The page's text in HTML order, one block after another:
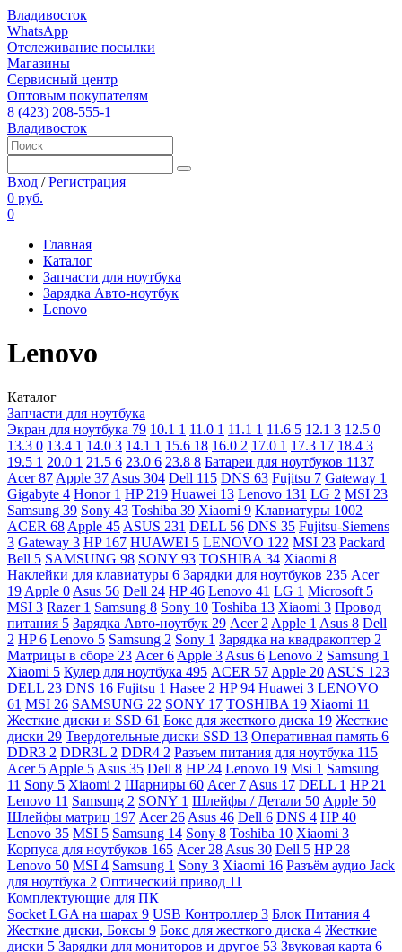
Владивосток
WhatsApp
Отслеживание посылки
Магазины
Сервисный центр
Оптовым покупателям
8 (423) 208-555-1
Владивосток
Вход /Регистрация
0 руб.
0
Главная
Каталог
Запчасти для ноутбука
Зарядка Авто-ноутбук
Lenovo
Lenovo
Каталог
Запчасти для ноутбука
Экран для ноутбука 79 10.1 1 11.0 1 11.1 1 11.6 5 12.1 3 12.5 0
13.3 0 13.4 1 14.0 3 14.1 1 15.6 18 16.0 2 17.0 1 17.3 17 18.4 3
19.5 1 20.0 1 21.5 6 23.0 6 23.8 8 Батареи для ноутбуков 1137
Acer87 Apple 37 Asus 304 Dell 115 DNS 63 Fujitsu 7 Gateway 1
Gigabyte 4 Honor 1 HP 219 Huawei 13 Lenovo 131 LG 2 MSI 23
Samsung 39 Sony 43 Toshiba 39 Xiaomi 9 Клавиатуры 1002
ACER 68 Apple 45 ASUS 231 DELL 56 DNS 35 Fujitsu-Siemens
3 Gateway 3 HP 167 HUAWEI 5 LENOVO 122 MSI 23 Packard
Bell 5 SAMSUNG 98 SONY 93 TOSHIBA 34 Xiaomi 8
Наклейки для клавиатуры 6 Зарядки для ноутбуков 235 Acer
19 Apple 0 Asus 56 Dell 24 HP46 Lenovo 41 LG 1 Microsoft 5
MSI 3 Razer 1 Samsung 8 Sony 10 Toshiba 13 Xiaomi 3 Провод
питания 5 Зарядка Авто-ноутбук 29 Acer 2 Apple 1 Asus 8 Dell
2 HP6 Lenovo 5 Samsung 2 Sony 1 Зарядка на квадракоптер 2
Матрицы в сборе 23 Acer6 Apple 3 Asus 6 Lenovo 2 Samsung 1
Xiaomi 5 Кулер для ноутбука 495 ACER 57 Apple 20 ASUS 123
DELL 23 DNS 16 Fujitsu 1 Hasee 2 HP94 Huawei 3 LENOVO
61 MSI 26 SAMSUNG 22 SONY 17 TOSHIBA 19 Xiaomi 11
Жесткие диски и SSD 61 Бокс для жесткого диска 19 Жесткие
диски 29 Твердотельные диски SSD 13 Оперативная память 6
DDR3 2 DDR3L 2 DDR4 2 Разъем питания для ноутбука 115
Acer 5 Apple 5 Asus 35 Dell 8 HP 24 Lenovo 19 Msi 1 Samsung
11 Sony 5 Xiaomi 2 Шарниры 60 Acer 7 Asus 17 DELL 1 HP 21
Lenovo 11 Samsung 2 SONY 1 Шлейфы / Детали 50 Apple 50
Шлейфы матриц 197 Acer 26 Asus 46 Dell 6 DNS 4 HP40
Lenovo 35 MSI 5 Samsung 14 Sony 8 Toshiba 10 Xiaomi 3
Корпуса для ноутбуков 165 Acer 28 Asus 30 Dell 5 HP 28
Lenovo 50 MSI 4 Samsung 1 Sony 3 Xiaomi 16 Разъём аудио Jack
для ноутбука 2 Оптический привод 11
Комплектующие для ПК
Socket LGA на шарах 9 USB Контроллер 3 Блок Питания 4
Жесткие диски, Боксы 9 Бокс для жесткого диска 4 Жесткие
диски 5 Зарядки для мониторов и другое 53 Звуковая карта 6